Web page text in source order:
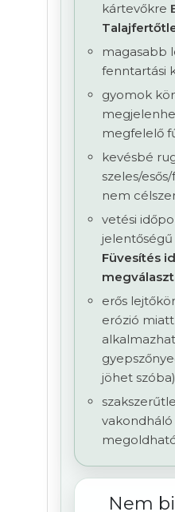
kártevőkre
magasabb
fenntartási
gyomok
megfelelő
kevésbé
szeles/
nem
vetési
jelentőségű
Füvesítés
erős
erózió
jöhet szóba)
Nem